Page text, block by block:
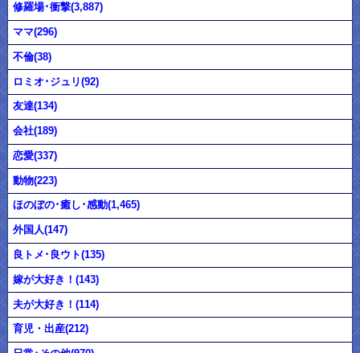
修羅場･衝撃(3,887)
ママ(296)
不倫(38)
ロミオ･ジュリ(92)
友達(134)
会社(189)
恋愛(337)
動物(223)
ほのぼの･癒し･感動(1,465)
外国人(147)
良トメ･良ウト(135)
嫁が大好き！(143)
夫が大好き！(114)
育児・出産(212)